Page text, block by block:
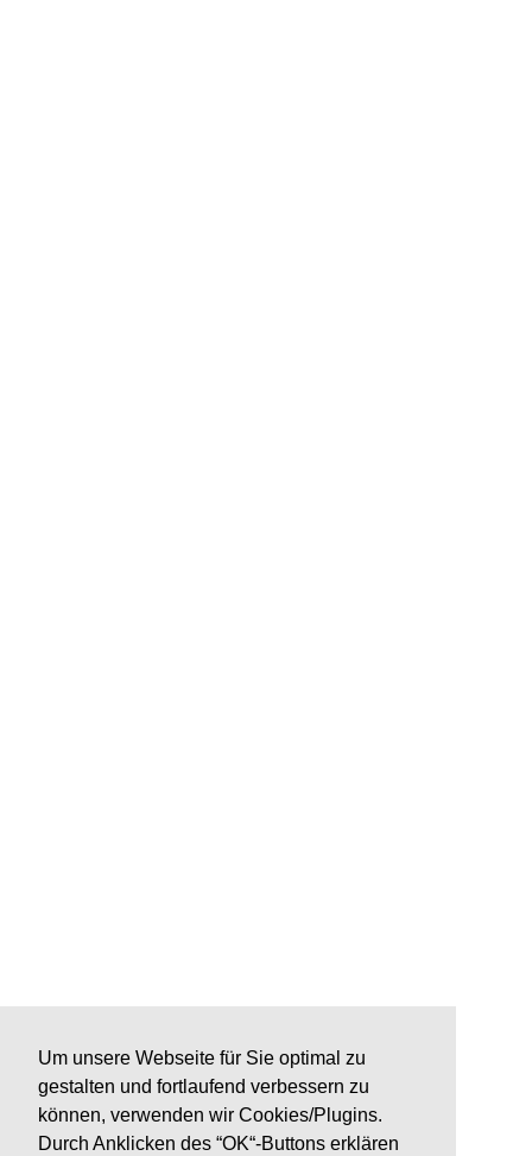
Um unsere Webseite für Sie optimal zu
gestalten und fortlaufend verbessern zu
können, verwenden wir Cookies/Plugins.
Durch Anklicken des “OK“-Buttons erklären